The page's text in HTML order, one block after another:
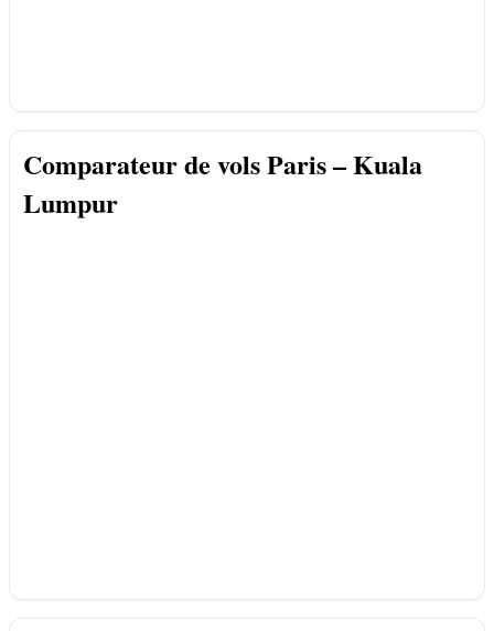
Comparateur de vols Paris – Kuala
Lumpur